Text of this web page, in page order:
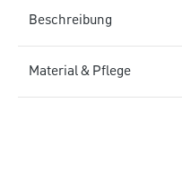
Beschreibung
Material & Pflege